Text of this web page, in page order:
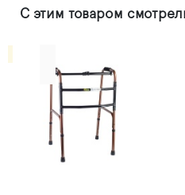
С этим товаром